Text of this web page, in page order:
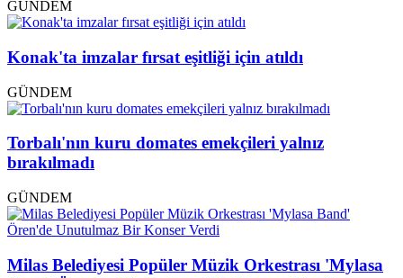
GÜNDEM
Konak'ta imzalar fırsat eşitliği için atıldı
GÜNDEM
Torbalı'nın kuru domates emekçileri yalnız
bırakılmadı
GÜNDEM
Milas Belediyesi Popüler Müzik Orkestrası 'Mylasa